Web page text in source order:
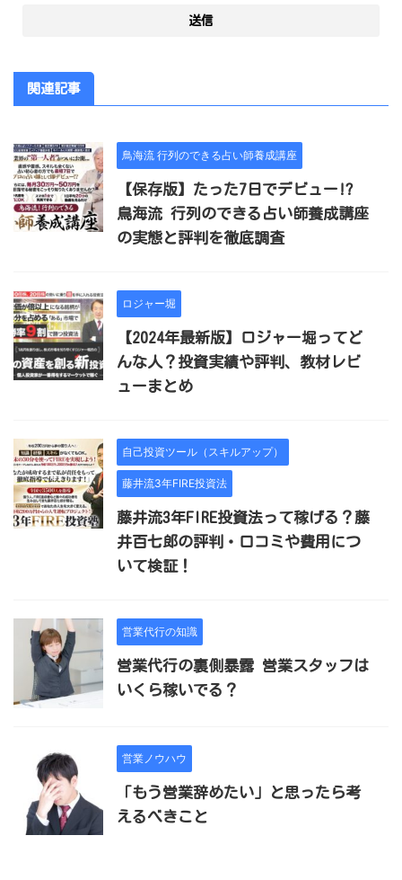
関連記事
鳥海流 行列のできる占い師養成講座
【保存版】たった7日でデビュー!?
鳥海流 行列のできる占い師養成講座
の実態と評判を徹底調査
ロジャー堀
【2024年最新版】ロジャー堀ってど
んな人？投資実績や評判、教材レビ
ューまとめ
自己投資ツール（スキルアップ）
藤井流3年FIRE投資法
藤井流3年FIRE投資法って稼げる？藤
井百七郎の評判・口コミや費用につ
いて検証！
営業代行の知識
営業代行の裏側暴露 営業スタッフは
いくら稼いでる？
営業ノウハウ
「もう営業辞めたい」と思ったら考
えるべきこと